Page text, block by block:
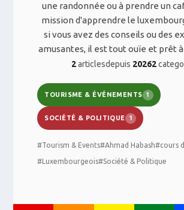
une randonnée ou à prendre un
mission d'apprendre le
si vous avez des conseils ou des
amusantes, il est tout ouïe et prêt
2articlesdepuis 20262
TOURISME & ÉVÉNEMENTS 1
SOCIÉTÉ & POLITIQUE 1
#Tourism & Events#Ahmad Habash#cours
#Luxembourgeois#Société & Politique